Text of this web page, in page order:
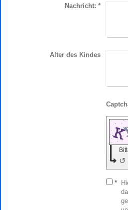
Nachricht: *
Alter des Kindes
↺
*